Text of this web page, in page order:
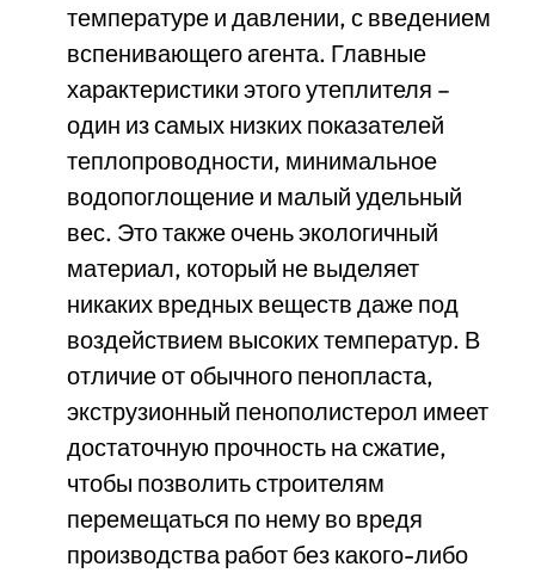
температуре и давлении, с введением
вспенивающего агента. Главные
характеристики этого утеплителя –
один из самых низких показателей
теплопроводности, минимальное
водопоглощение и малый удельный
вес. Это также очень экологичный
материал, который не выделяет
никаких вредных веществ даже под
воздействием высоких температур. В
отличие от обычного пенопласта,
экструзионный пенополистерол имеет
достаточную прочность на сжатие,
чтобы позволить строителям
перемещаться по нему во вредя
производства работ без какого-либо